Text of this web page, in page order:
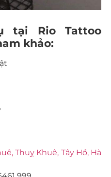
tại Rio Tattoo
khảo:
Thuỵ Khuê, Tây Hồ, Hà